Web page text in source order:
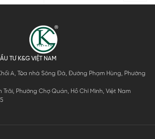
TƯ K&G VIỆT NAM
A, Tòa nhà Sông Đà, Đường Phạm Hùng, Phường
Trãi, Phường Chợ Quán, Hồ Chí Minh, Việt Nam